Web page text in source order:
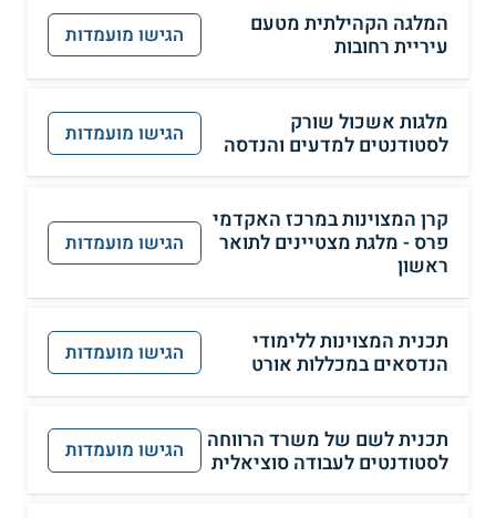
המלגה הקהילתית מטעם
עיריית רחובות
הגישו מועמדות
מלגות אשכול שורק
לסטודנטים למדעים והנדסה
הגישו מועמדות
קרן המצוינות במרכז האקדמי
פרס - מלגת מצטיינים לתואר
ראשון
הגישו מועמדות
תכנית המצוינות ללימודי
הנדסאים במכללות אורט
הגישו מועמדות
תכנית לשם של משרד הרווחה
לסטודנטים לעבודה סוציאלית
הגישו מועמדות